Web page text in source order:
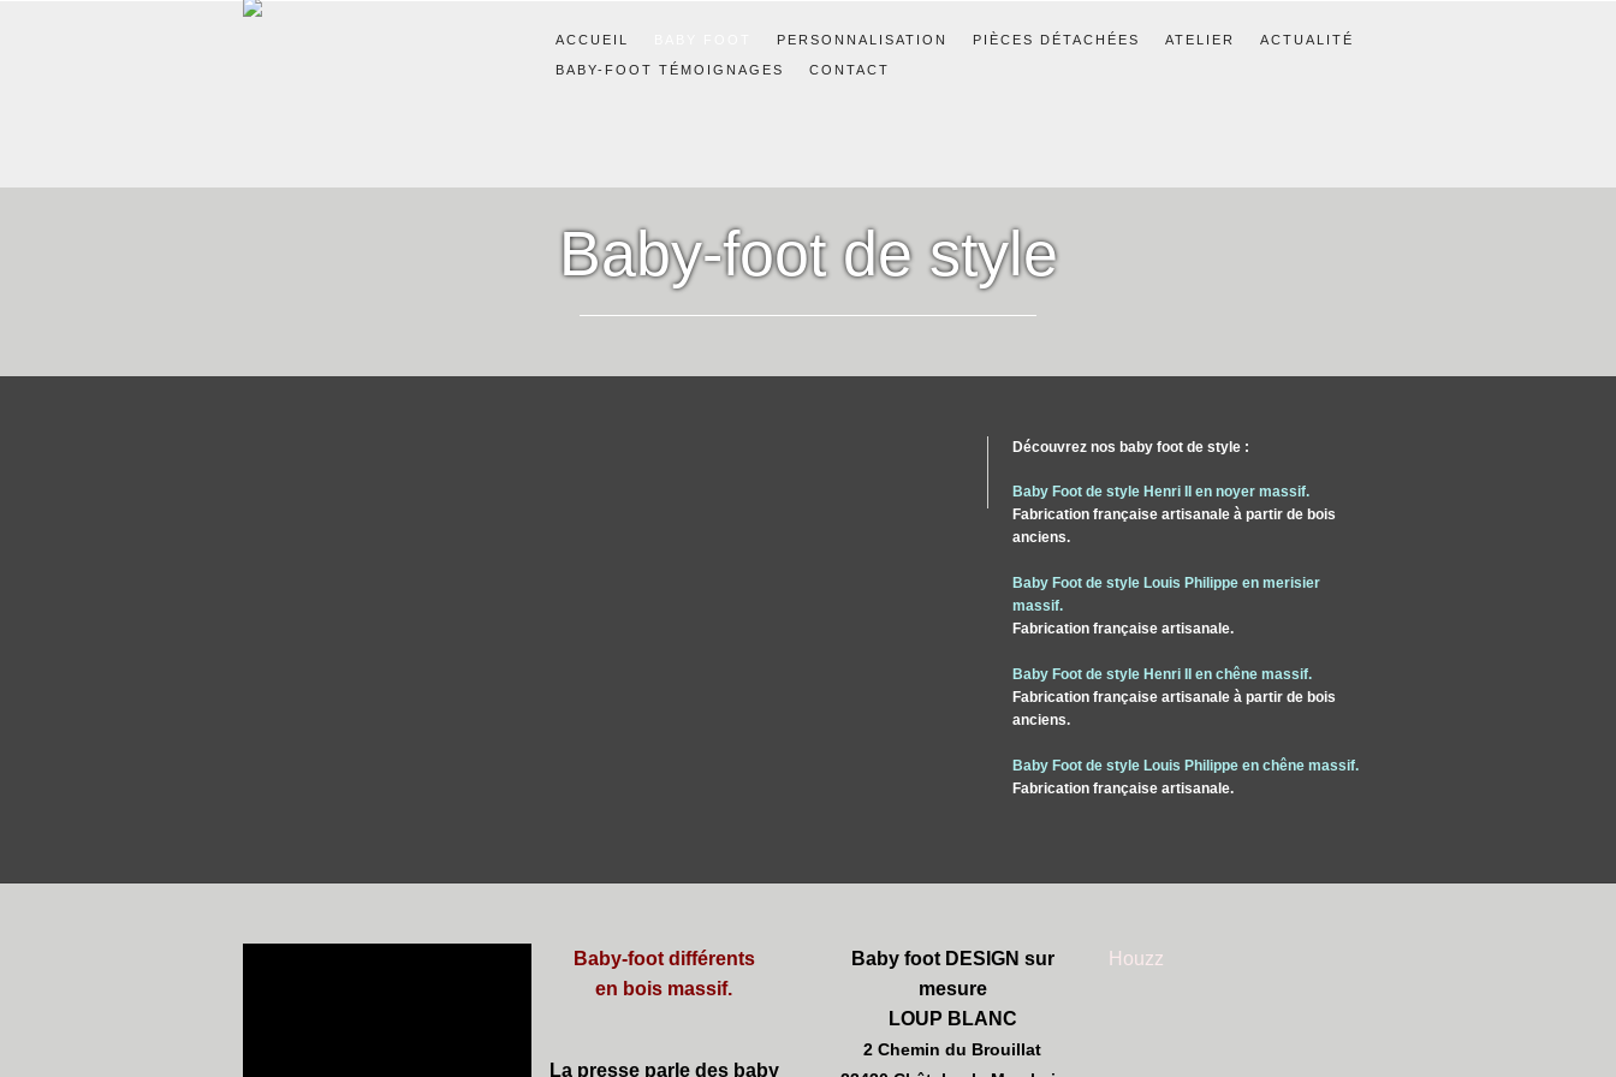
ACCUEIL PERSONNALISATION PIÈCES DÉTACHÉES ATELIER ACTUALITÉ
BABY-FOOT TÉMOIGNAGES CONTACT
Baby-foot de style
Découvrez nos baby foot de style :
Baby Foot de style Henri II en noyer massif.
Fabrication française artisanale à partir de bois
anciens.
Baby Foot de style Louis Philippe en merisier
massif.
Fabrication française artisanale.
Baby Foot de style Henri II en chêne massif.
Fabrication française artisanale à partir de bois
anciens.
Baby Foot de style Louis Philippe en chêne massif.
Fabrication française artisanale.
Baby-foot différents
en bois massif.
La presse parle des baby
Baby foot DESIGN sur
mesure
LOUP BLANC
2 Chemin du Brouillat
Houzz